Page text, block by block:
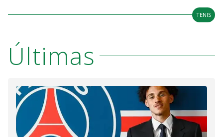
TENIS
Últimas